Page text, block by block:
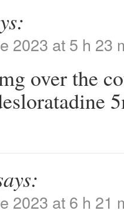
2023 at 5 h 23
over the
2023 at 6 h 21